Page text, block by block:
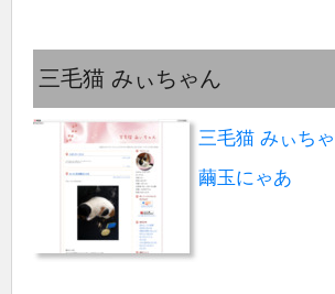
三毛猫 みぃちゃん
三毛猫 みぃち
繭玉にゃあ